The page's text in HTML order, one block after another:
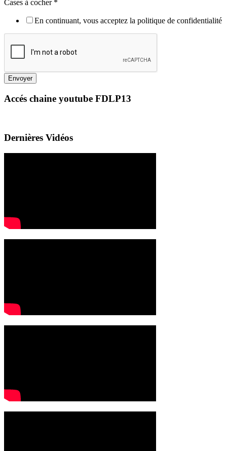
Cases à cocher *
En continuant, vous acceptez la politique de confidentialité
Envoyer
Accés chaine youtube FDLP13
Dernières Vidéos